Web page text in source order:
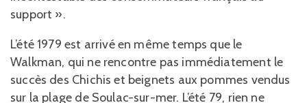
support ».
L’été 1979 est arrivé en même temps que le
Walkman, qui ne rencontre pas immédiatement le
succès des Chichis et beignets aux pommes vendus
sur la plage de Soulac-sur-mer. L’été 79, rien ne